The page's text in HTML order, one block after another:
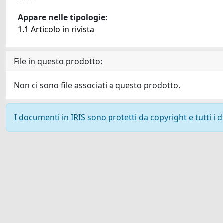
Appare nelle tipologie:
1.1 Articolo in rivista
File in questo prodotto:
Non ci sono file associati a questo prodotto.
I documenti in IRIS sono protetti da copyright e tutti i